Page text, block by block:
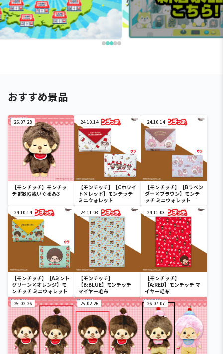
おすすめ景品
26.07.28
【モンチッチ】モンチッ
チ 超BIGぬいぐるみ3
24.10.14
【モンチッチ】【Cホワイ
ト×レッド】モンチッチ
ミニウォレット
24.10.14
【モンチッチ】【Bラベン
ダー×ブラウン】モンチ
ッチ ミニウォレット
24.10.14
【モンチッチ】【Aミント
グリーン×オレンジ】モ
ンチッチ ミニウォレット
24.11.03
【モンチッチ】
【B:BLUE】モンチッチ
マイヤー毛布
24.11.03
【モンチッチ】
【A:RED】モンチッチ マ
イヤー毛布
25.02.26 25.02.26 26.07.07